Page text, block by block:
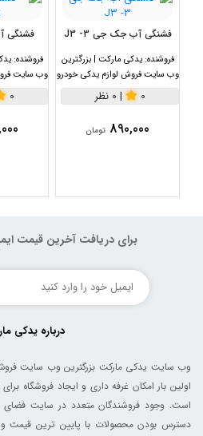
فشنگی آب جک جی 3- J3
فروشنده: یدکی مارکت | بزرگترین
وب سایت فروش لوازم یدکی خودرو
0
| 0 نظر
890,000 تومان
فشنگی
فروشنده:
وب سایت
0
برای دریافت آخرین قیمت
درباره یدکی
وب سایت یدکی مارکت بزرگترین وب سایت
اولین بار امکان غرفه داری و ایجاد فروشگاه
است. وجود فروشندگان متعدد در سایت فضای
دسترس بودن محصولات با پایین ترین قیمت